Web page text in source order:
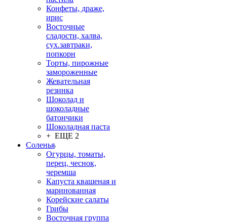
Конфеты, драже,
ирис
Восточные
сладости, халва,
сух.завтраки,
попкорн
Торты, пирожные
замороженные
Жевательная
резинка
Шоколад и
шоколадные
батончики
Шоколадная паста
+ ЕЩЕ 2
Соленья
Огурцы, томаты,
перец, чеснок,
черемша
Капуста квашеная и
маринованная
Корейские салаты
Грибы
Восточная группа